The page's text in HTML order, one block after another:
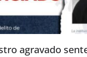
agravado